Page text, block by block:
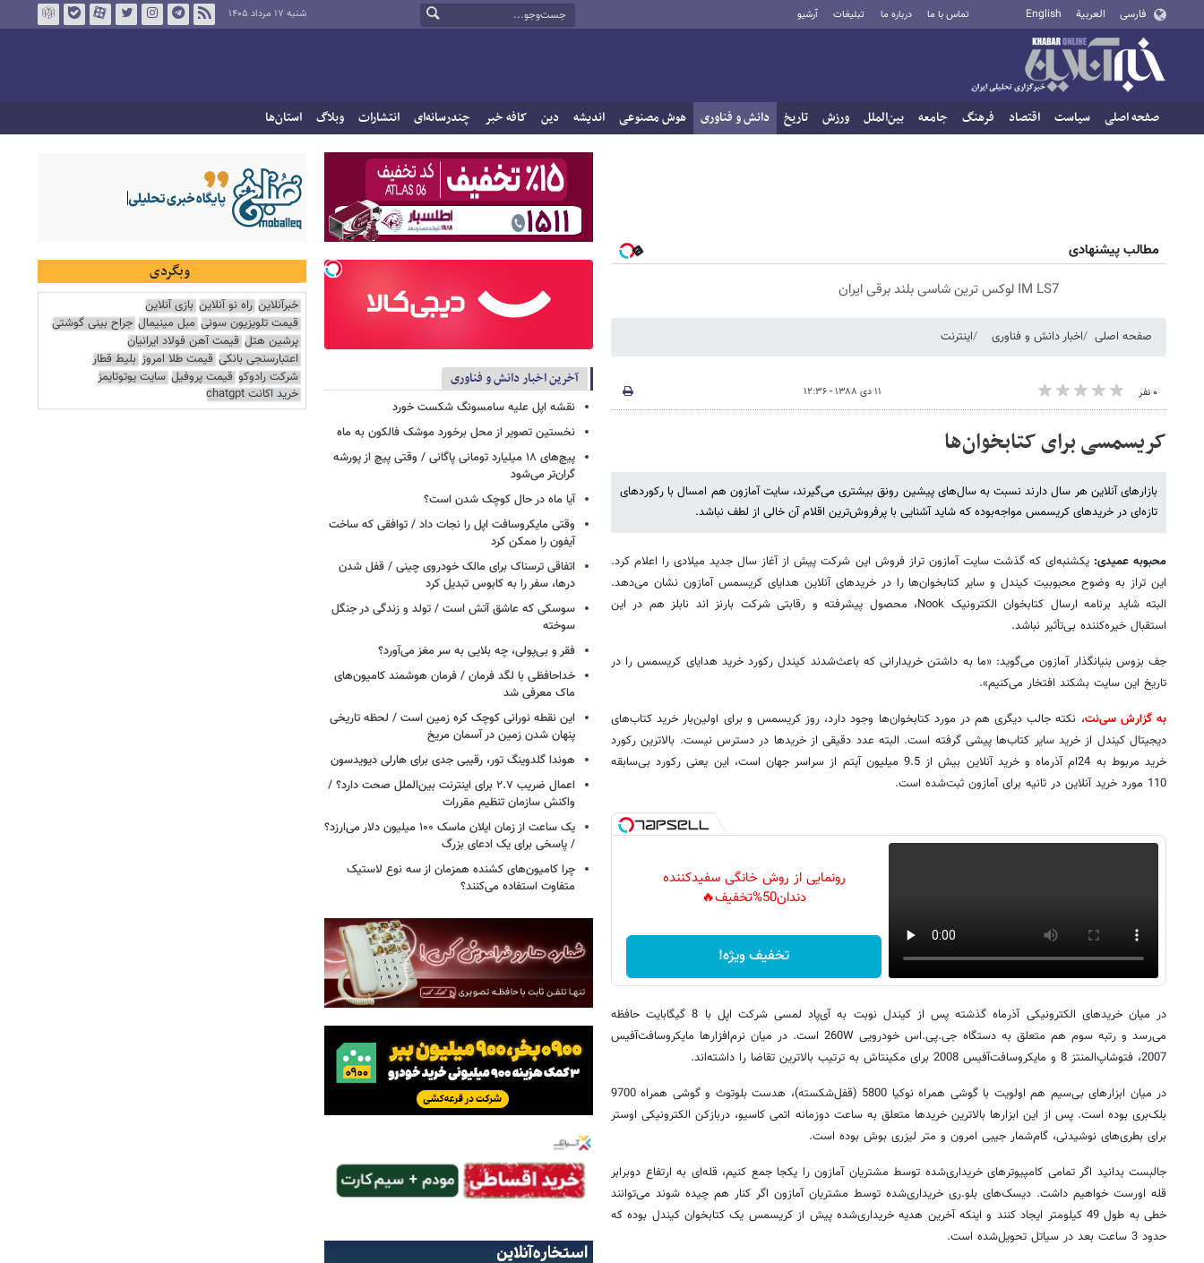
فارسی العربية English تماس با ما درباره ما تبلیغات آرشیو شنبه ۱۷ مرداد ۱۴۰۵
صفحه اصلی سیاست اقتصاد فرهنگ جامعه بین‌الملل ورزش تاریخ دانش و فناوری هوش مصنوعی اندیشه دین کافه خبر چندرسانه‌ای انتشارات وبلاگ استان‌ها
مطالب پیشنهادی
IM LS7 لوکس ترین شاسی بلند برقی ایران
صفحه اصلی اخبار دانش و فناوری اینترنت
۰ نفر ۱۱ دی ۱۳۸۸ - ۱۲:۳۶
کریسمسی برای کتابخوان‌ها
بازارهای آنلاین هر سال دارند نسبت به سال‌های پیشین رونق بیشتری می‌گیرند، سایت آمازون هم امسال با رکوردهای
تازه‌ای در خریدهای کریسمس مواجه‌بوده که شاید آشنایی با پرفروش‌ترین اقلام آن خالی از لطف نباشد.
محبوبه عمیدی: یکشنبه‌ای که گذشت سایت آمازون تراز فروش این شرکت پیش از آغاز سال جدید میلادی را اعلام کرد.
این تراز به وضوح محبوبیت کیندل و سایر کتابخوان‌ها را در خریدهای آنلاین هدایای کریسمس آمازون نشان می‌دهد.
البته شاید برنامه ارسال کتابخوان الکترونیک Nook، محصول پیشرفته و رقابتی شرکت بارنز اند نابلز هم در این
استقبال خیره‌کننده بی‌تأثیر نباشد.
جف بزوس بنیانگذار آمازون می‌گوید: «ما به داشتن خریدارانی که باعث‌شدند کیندل رکورد خرید هدایای کریسمس را در
تاریخ این سایت بشکند افتخار می‌کنیم».
به گزارش سی‌نت، نکته جالب دیگری هم در مورد کتابخوان‌ها وجود دارد، روز کریسمس و برای اولین‌بار خرید کتاب‌های
دیجیتال کیندل از خرید سایر کتاب‌ها پیشی گرفته است. البته عدد دقیقی از خریدها در دسترس نیست. بالاترین رکورد
خرید مربوط به 24ام آذر‌ماه و خرید آنلاین بیش از 9.5 میلیون آیتم از سراسر جهان است، این یعنی رکورد بی‌سابقه
110 مورد خرید آنلاین در ثانیه برای آمازون ثبت‌شده است.
رونمایی از روش خانگی سفیدکننده
دندان50%تخفیف🔥
تخفیف ویژه!
در میان خریدهای الکترونیکی آذرماه گذشته پس از کیندل نوبت به آی‌پاد لمسی شرکت اپل با 8 گیگابایت حافظه
می‌رسد و رتبه سوم هم متعلق به دستگاه جی.پی.اس خودرویی 260W است. در میان نرم‌افزارها مایکروسافت‌آفیس
2007، فتوشاپ‌المنتز 8 و مایکروسافت‌آفیس 2008 برای مکینتاش به ترتیب بالاترین تقاضا را داشته‌اند.
در میان ابزارهای بی‌سیم هم اولویت با گوشی همراه نوکیا 5800 (قفل‌شکسته)، هدست بلوتوث و گوشی همراه 9700
بلک‌بری بوده است. پس از این ابزارها بالاترین خریدها متعلق به ساعت دوزمانه اتمی کاسیو، دربازکن الکترونیکی اوستر
برای بطری‌های نوشیدنی، گام‌شمار جیبی امرون و متر لیزری بوش بوده است.
جالبست بدانید اگر تمامی کامپیوترهای خریداری‌شده توسط مشتریان آمازون را یکجا جمع کنیم، قله‌ای به ارتفاع دوبرابر
قله اورست خواهیم داشت. دیسک‌های بلو.ری خریداری‌شده توسط مشتریان آمازون اگر کنار هم چیده شوند می‌توانند
خطی به طول 49 کیلومتر ایجاد کنند و اینکه آخرین هدیه‌ خریداری‌شده پیش از کریسمس یک کتابخوان کیندل بوده که
حدود 3 ساعت بعد در سیاتل تحویل‌شده است.
آخرین اخبار دانش و فناوری
نقشه اپل علیه سامسونگ شکست خورد
نخستین تصویر از محل برخورد موشک فالکون به ماه
پیچ‌های ۱۸ میلیارد تومانی پاگانی / وقتی پیچ از پورشه
گران‌تر می‌شود
آیا ماه در حال کوچک شدن است؟
وقتی مایکروسافت اپل را نجات داد / توافقی که ساخت
آیفون را ممکن کرد
اتفاقی ترسناک برای مالک خودروی چینی / قفل شدن
درها، سفر را به کابوس تبدیل کرد
سوسکی که عاشق آتش است / تولد و زندگی در جنگل
سوخته
فقر و بی‌پولی، چه بلایی به سر مغز می‌آورد؟
خداحافظی با لگد فرمان / فرمان هوشمند کامیون‌های
ماک معرفی شد
این نقطه نورانی کوچک کره زمین است / لحظه تاریخی
پنهان شدن زمین در آسمان مریخ
هوندا گلدوینگ تور، رقیبی جدی برای هارلی دیویدسون
اعمال ضریب ۲.۷ برای اینترنت بین‌الملل صحت دارد؟ /
واکنش سازمان تنظیم مقررات
یک ساعت از زمان ایلان ماسک ۱۰۰ میلیون دلار می‌ارزد؟
/ پاسخی برای یک ادعای بزرگ
چرا کامیون‌های کشنده همزمان از سه نوع لاستیک
متفاوت استفاده می‌کنند؟
وبگردی
خبرآنلاین راه نو آنلاین بازی آنلاین
قیمت تلویزیون سونی مبل مینیمال جراح بینی گوشتی
پرشین هتل قیمت آهن فولاد ایرانیان
اعتبارسنجی بانکی قیمت طلا امروز بلیط قطار
شرکت رادوکو قیمت پروفیل سایت یوتوتایمز
خرید اکانت chatgpt